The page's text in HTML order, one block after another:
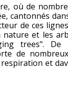
où de
cantonnés
de ces
et les
trees". De
de
et